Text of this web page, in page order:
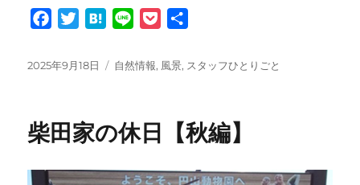
c
o
o
i
e
r
H
t
a
n
c
投
2025年9月18日
カ
ー
自然情報, 風景, スタッフひとりごと
柴田家の休日【秋編】